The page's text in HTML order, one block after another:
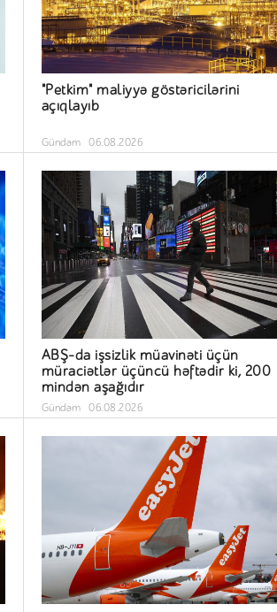
"Petkim" maliyyə göstəricilərini
açıqlayıb
Gündəm 06.08.2026
ABŞ-da işsizlik müavinəti üçün
müraciətlər üçüncü həftədir ki, 200
mindən aşağıdır
Gündəm 06.08.2026